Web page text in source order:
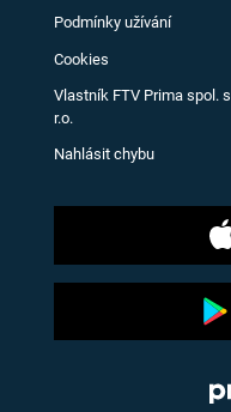
Podmínky užívání
Cookies
Vlastník FTV Prima spol. s
r.o.
Nahlásit chybu